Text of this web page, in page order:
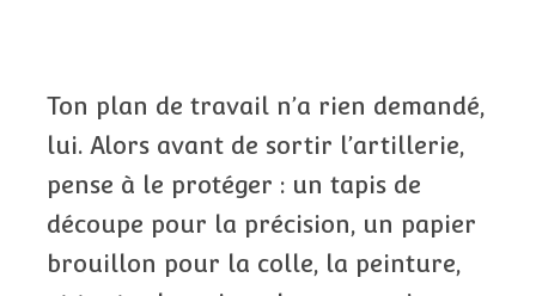
Ton plan de travail n’a rien demandé,
lui. Alors avant de sortir l’artillerie,
pense à le protéger : un tapis de
découpe pour la précision, un papier
brouillon pour la colle, la peinture,